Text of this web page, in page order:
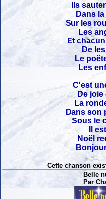
Ils
Dans
Sur les
Les
Et
De
Le
Les
C'est
De
La
Dans son
Sous le
Il
Noël
Cette chanson
Belle
Par